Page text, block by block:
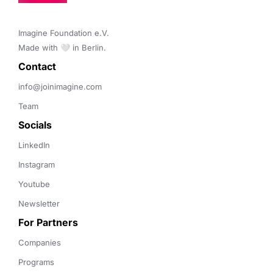
Imagine Foundation e.V.
Made with 🤍 in Berlin.
Contact
info@joinimagine.com
Team
Socials
LinkedIn
Instagram
Youtube
Newsletter
For Partners
Companies
Programs